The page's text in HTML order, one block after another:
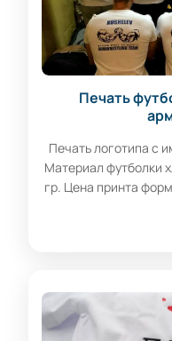
Печать
Печать логотипа с
Материал футболки
гр. Цена принта